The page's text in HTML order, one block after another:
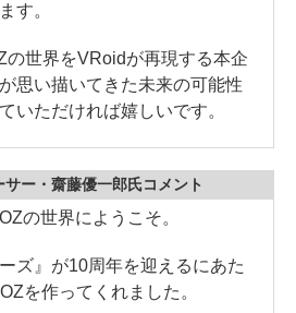
す。
の世界をVRoidが再現する本企
思い描いてきた未来の可能性
いただければ嬉しいです。
ー・齋藤優一郎氏コメント
の世界にようこそ。
ズ』が10周年を迎えるにあた
を作ってくれました。